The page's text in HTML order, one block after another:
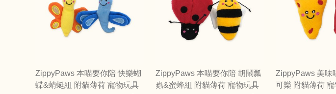
ZippyPaws 本喵要你陪 快樂蝴
蝶&蜻蜓組 附貓薄荷 寵物玩具
ZippyPaws 本喵要你陪 胡鬧瓢
蟲&蜜蜂組 附貓薄荷 寵物玩具
ZippyPaws 美味
可樂 附貓薄荷